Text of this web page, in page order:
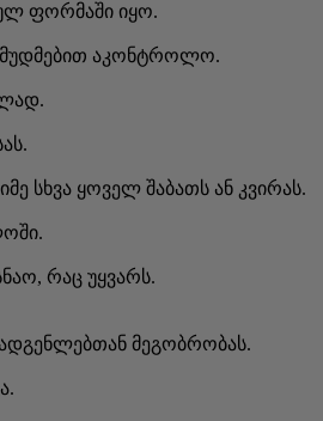
ფორმაში იყო.
აკონტროლო.
სხვა ყოველ შაბათს ან კვირას.
რაც უყვარს.
მეგობრობას.